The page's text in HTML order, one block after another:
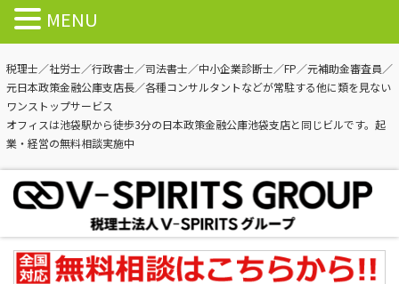
税理士／社労士／行政書士／司法書士／中小企業診断士／FP／元補助金審査員／
元日本政策金融公庫支店長／各種コンサルタントなどが常駐する他に類を見ない
ワンストップサービス
オフィスは池袋駅から徒歩3分の日本政策金融公庫池袋支店と同じビルです。起
業・経営の無料相談実施中
MENU